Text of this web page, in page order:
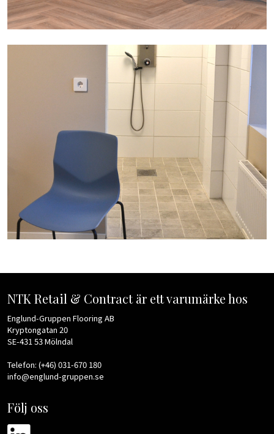
NTK Retail & Contract är ett varumärke hos
Englund-Gruppen Flooring AB
Kryptongatan 20
SE-431 53 Mölndal
Telefon: (+46) 031-670 180
info@englund-gruppen.se
Följ oss